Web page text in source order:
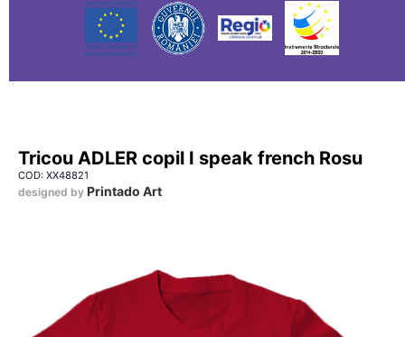
Tricou ADLER copil I speak french Rosu
COD: XX48821
designed by Printado Art